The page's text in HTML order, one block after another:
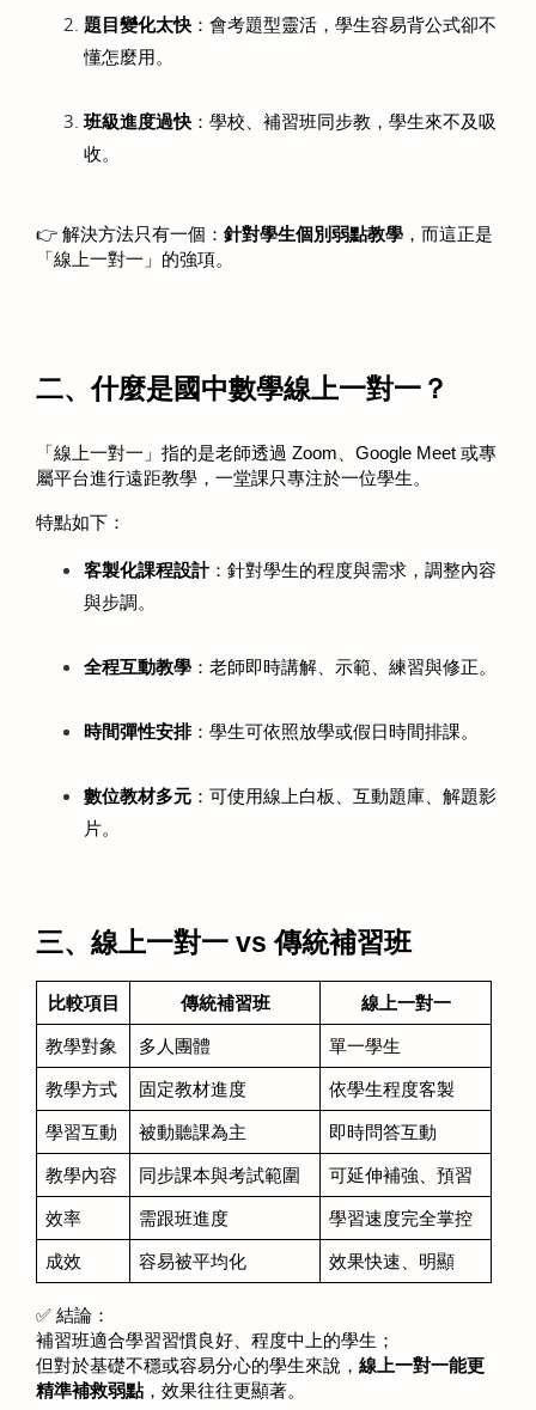
題目變化太快 ：會考題型靈活，學生容易背公式卻不
懂怎麼用。
班級進度過快 ：學校、補習班同步教，學生來不及吸
收。
👉 解決方法只有一個： 針對學生個別弱點教學 ，而這正是
「線上一對一」的強項。
二、什麼是國中數學線上一對一？
「線上一對一」指的是老師透過 Zoom、Google Meet 或專
屬平台進行遠距教學，一堂課只專注於一位學生。
特點如下：
客製化課程設計：針對學生的程度與需求，調整內容
與步調。
全程互動教學 ：老師即時講解、示範、練習與修正。
時間彈性安排：學生可依照放學或假日時間排課。
數位教材多元 ：可使用線上白板、互動題庫、解題影
片。
三、線上一對一 vs 傳統補習班
比較項目 傳統補習班 線上一對一
教學對象 多人團體 單一學生
教學方式 固定教材進度 依學生程度客製
學習互動 被動聽課為主 即時問答互動
教學內容 同步課本與考試範圍 可延伸補強、預習
效率 需跟班進度 學習速度完全掌控
成效 容易被平均化 效果快速、明顯
✅ 結論：
補習班適合學習習慣良好、程度中上的學生；
但對於基礎不穩或容易分心的學生來說， 線上一對一能更
精準補救弱點 ，效果往往更顯著。